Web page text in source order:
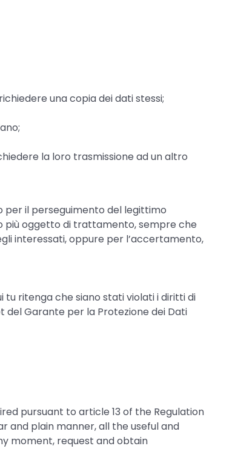
una copia dei dati stessi;
la loro trasmissione ad un altro
per il perseguimento del legittimo
più oggetto di trattamento, sempre che
interessati, oppure per l’accertamento,
ritenga che siano stati violati i diritti di
del Garante per la Protezione dei Dati
pursuant to article 13 of the Regulation
and plain manner, all the useful and
moment, request and obtain